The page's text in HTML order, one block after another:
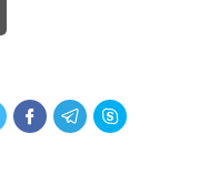
  